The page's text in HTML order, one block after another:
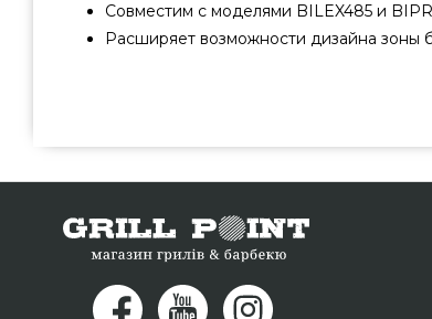
Совместим с моделями BILEX485 и
Расширяет возможности дизайна зоны
грн. в магазине грилей и мангалов
Комплектующие встраиваемые грили в
покупателям городов: Мелитополь, Черновцы,